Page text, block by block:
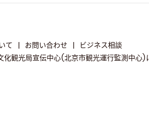
て | お問い合わせ |
ビジネス相談
観光局宣伝中心(北京市観光運行監測中心)